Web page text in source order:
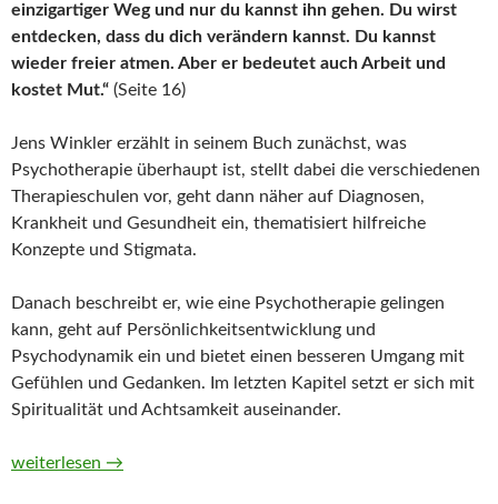
einzigartiger Weg und nur du kannst ihn gehen. Du wirst
entdecken, dass du dich verändern kannst. Du kannst
wieder freier atmen. Aber er bedeutet auch Arbeit und
kostet Mut.“ (Seite 16)
Jens Winkler erzählt in seinem Buch zunächst, was
Psychotherapie überhaupt ist, stellt dabei die verschiedenen
Therapieschulen vor, geht dann näher auf Diagnosen,
Krankheit und Gesundheit ein, thematisiert hilfreiche
Konzepte und Stigmata.
Danach beschreibt er, wie eine Psychotherapie gelingen
kann, geht auf Persönlichkeitsentwicklung und
Psychodynamik ein und bietet einen besseren Umgang mit
Gefühlen und Gedanken. Im letzten Kapitel setzt er sich mit
Spiritualität und Achtsamkeit auseinander.
Tiefenpsychologie auf der eigenen Couch. Das Begleitbuch
weiterlesen →